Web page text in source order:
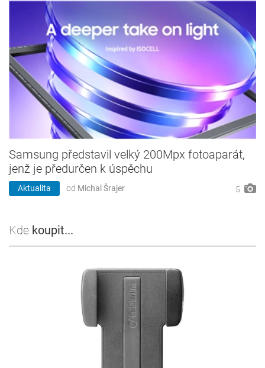
Samsung představil velký 200Mpx fotoaparát,
jenž je předurčen k úspěchu
Aktualita od Michal Šrajer 5
Kde koupit...